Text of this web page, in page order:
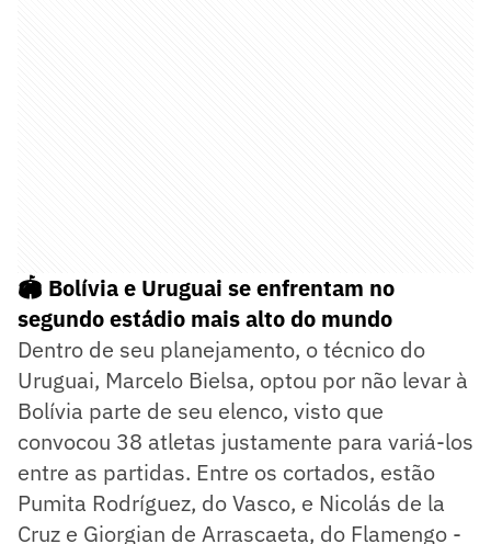
🏟️ Bolívia e Uruguai se enfrentam no
segundo estádio mais alto do mundo
Dentro de seu planejamento, o técnico do
Uruguai, Marcelo Bielsa, optou por não levar à
Bolívia parte de seu elenco, visto que
convocou 38 atletas justamente para variá-los
entre as partidas. Entre os cortados, estão
Pumita Rodríguez, do Vasco, e Nicolás de la
Cruz e Giorgian de Arrascaeta, do Flamengo -